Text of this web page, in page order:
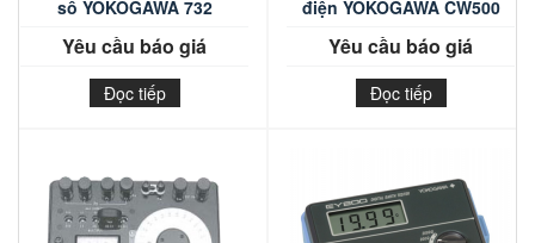
số YOKOGAWA 732
Yêu cầu báo giá
Đọc tiếp
điện YOKOGAWA CW500
Yêu cầu báo giá
Đọc tiếp